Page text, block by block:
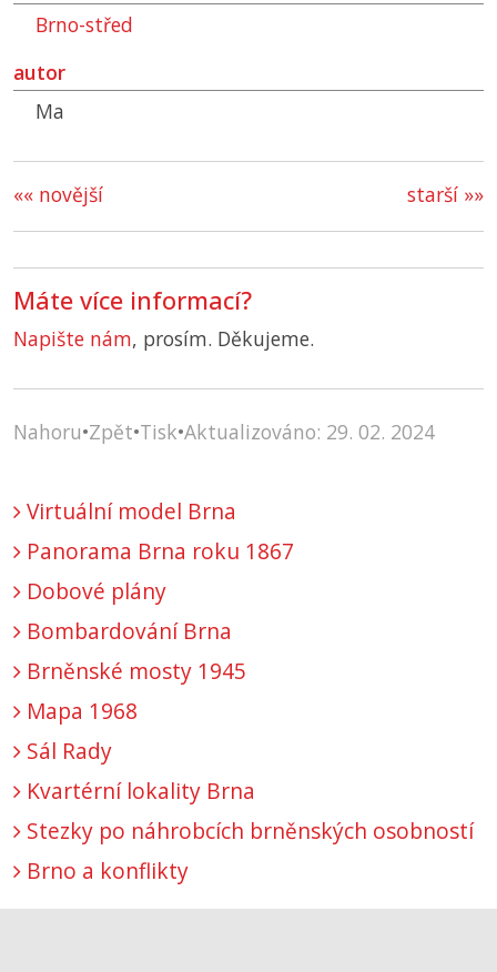
Brno-střed
autor
Ma
starší »»
«« novější
Máte více informací?
Napište nám, prosím. Děkujeme.
Nahoru•Zpět•Tisk•Aktualizováno: 29. 02. 2024
Virtuální model Brna
Panorama Brna roku 1867
Dobové plány
Bombardování Brna
Brněnské mosty 1945
Mapa 1968
Sál Rady
Kvartérní lokality Brna
Stezky po náhrobcích brněnských osobností
Brno a konflikty